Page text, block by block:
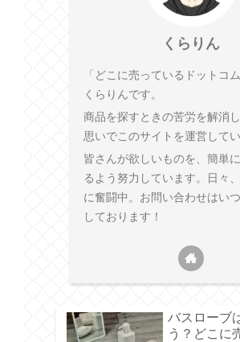
くらりん
「どこに売っているドットコ
くらりんです。
商品を探すときの苦労を解消
思いでこのサイトを運営してい
皆さんが欲しいものを、簡単
るよう努力しています。日々
に奮闘中。お問い合わせはい
しております！
バスローブ
う？どこに